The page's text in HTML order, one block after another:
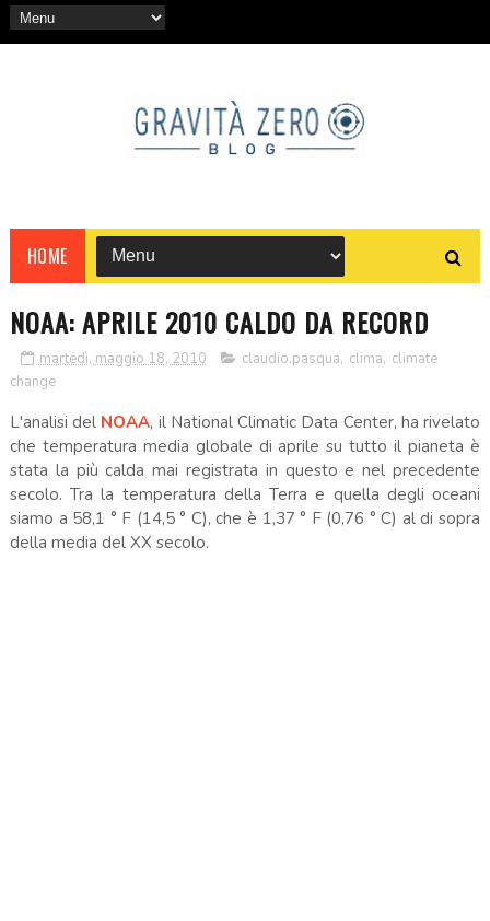
HOME
NOAA: APRILE 2010 CALDO DA RECORD
martedì, maggio 18, 2010 claudio.pasqua, clima, climate
change
L'analisi del NOAA, il National Climatic Data Center, ha rivelato
che temperatura media globale di aprile su tutto il pianeta è
stata la più calda mai registrata in questo e nel precedente
secolo. Tra la temperatura della Terra e quella degli oceani
siamo a 58,1 ° F (14,5 ° C), che è 1,37 ° F (0,76 ° C) al di sopra
della media del XX secolo.